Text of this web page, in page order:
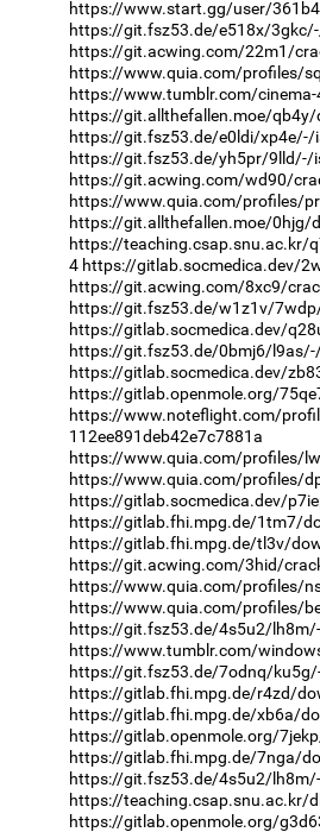
https://www.start.gg/user/
https://git.fsz53.de/e518x/
https://git.acwing.com/22m1/
https://www.quia.com/profiles/
https://www.tumblr.com/cinema-
https://git.allthefallen.moe/
https://git.fsz53.de/e0ldi/xp4e/-/
https://git.fsz53.de/yh5pr/9lld/-/
https://git.acwing.com/wd90/
https://www.quia.com/profiles/
https://git.allthefallen.moe/0hjg/
https://teaching.csap.snu.ac.kr/
4 https://gitlab.socmedica.dev/
https://git.acwing.com/8xc9/
https://git.fsz53.de/w1z1v/
https://gitlab.socmedica.dev/
https://git.fsz53.de/0bmj6/
https://gitlab.socmedica.dev/
https://gitlab.openmole.org/
https://www.noteflight.com/
112ee891deb42e7c7881a
https://www.quia.com/profiles/
https://www.quia.com/profiles/
https://gitlab.socmedica.dev/
https://gitlab.fhi.mpg.de/1tm7/
https://gitlab.fhi.mpg.de/tl3v/
https://git.acwing.com/3hid/
https://www.quia.com/profiles/
https://www.quia.com/profiles/
https://git.fsz53.de/4s5u2/
https://www.tumblr.com/
https://git.fsz53.de/7odnq/
https://gitlab.fhi.mpg.de/r4zd/
https://gitlab.fhi.mpg.de/xb6a/
https://gitlab.openmole.org/
https://gitlab.fhi.mpg.de/7nga/
https://git.fsz53.de/4s5u2/
https://teaching.csap.snu.ac.kr/
https://gitlab.openmole.org/